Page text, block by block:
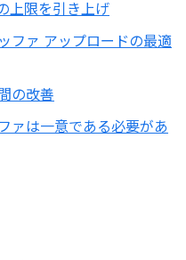
上限を引き上げ
ファ アップロードの最適
の改善
ァは一意である必要があ